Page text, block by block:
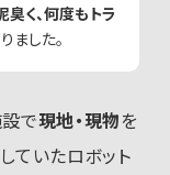
臭く、何度もトラ
ました。
で現地・現物を
ていたロボット